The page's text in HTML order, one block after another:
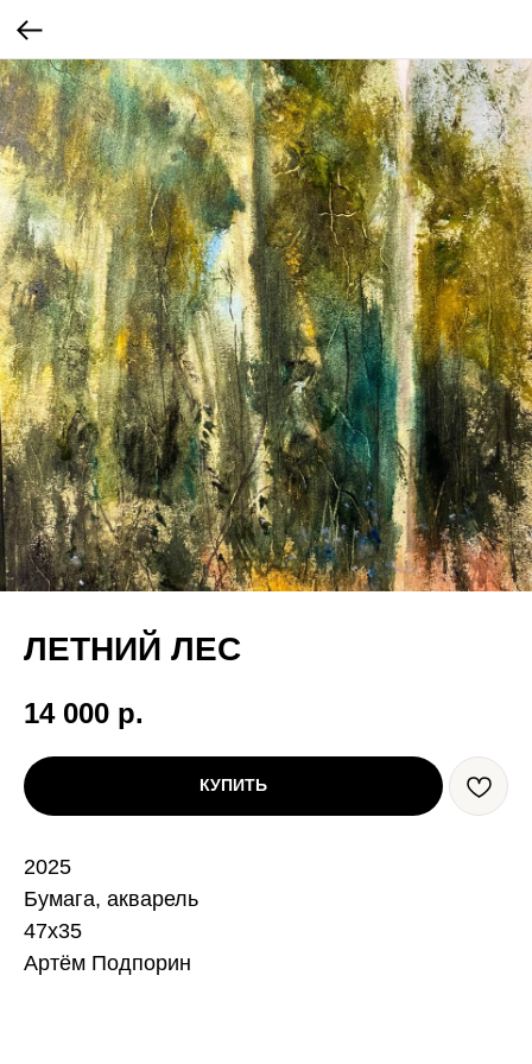
ЛЕТНИЙ ЛЕС
14 000 р.
КУПИТЬ
2025
Бумага, акварель
47х35
Артём Подпорин